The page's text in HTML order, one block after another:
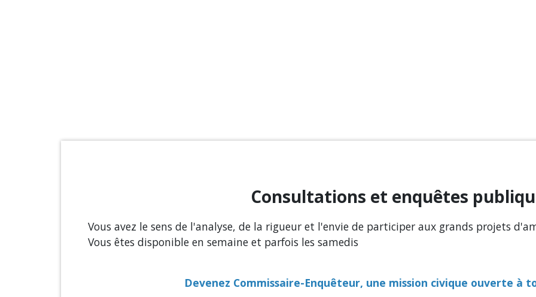
Consultations et enquêtes
Vous avez le sens de l'analyse, de la rigueur et l'envie de participer aux grands projets
Vous êtes disponible en semaine et parfois les samedis
Devenez Commissaire-Enquêteur, une mission civique ouverte à